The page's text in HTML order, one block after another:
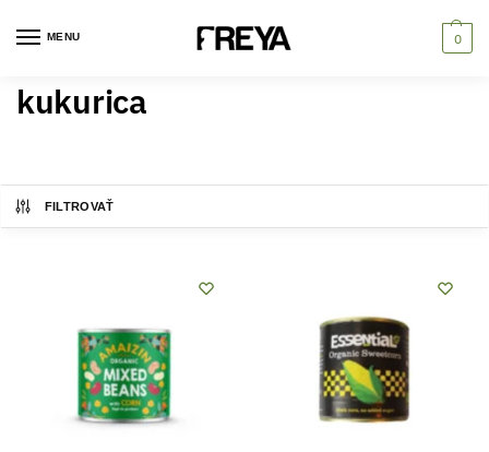
MENU 0
kukurica
FILTROVAŤ